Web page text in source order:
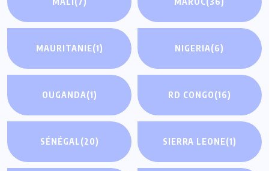
MAURITANIE(1) NIGERIA(6)
OUGANDA(1) RD CONGO(16)
SÉNÉGAL(20) SIERRA LEONE(1)